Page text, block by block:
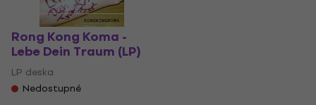
Rong Kong Koma -
Lebe Dein Traum (LP)
LP deska
Nedostupné